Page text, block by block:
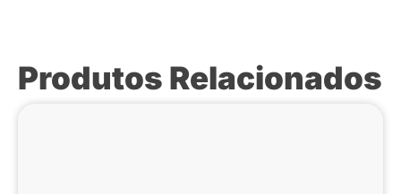
Produtos Relacionados